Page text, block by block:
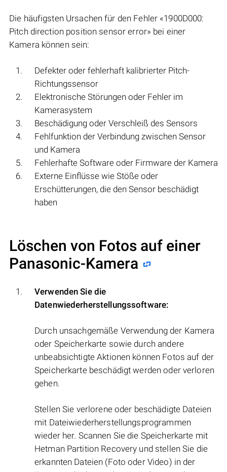
Die häufigsten Ursachen für den Fehler «1900D000:
Pitch direction position sensor error» bei einer
Kamera können sein:
Defekter oder fehlerhaft kalibrierter Pitch-
Richtungssensor
Elektronische Störungen oder Fehler im
Kamerasystem
Beschädigung oder Verschleiß des Sensors
Fehlfunktion der Verbindung zwischen Sensor
und Kamera
Fehlerhafte Software oder Firmware der Kamera
Externe Einflüsse wie Stöße oder
Erschütterungen, die den Sensor beschädigt
haben
Löschen von Fotos auf einer
Panasonic-Kamera
Verwenden Sie die
Datenwiederherstellungssoftware:
Durch unsachgemäße Verwendung der Kamera
oder Speicherkarte sowie durch andere
unbeabsichtigte Aktionen können Fotos auf der
Speicherkarte beschädigt werden oder verloren
gehen.
Stellen Sie verlorene oder beschädigte Dateien
mit Dateiwiederherstellungsprogrammen
wieder her. Scannen Sie die Speicherkarte mit
Hetman Partition Recovery und stellen Sie die
erkannten Dateien (Foto oder Video) in der